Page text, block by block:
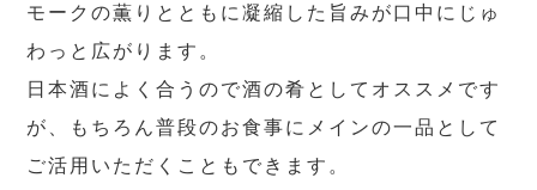
モークの薫りとともに凝縮した旨みが口中にじゅ
わっと広がります。
日本酒によく合うので酒の肴としてオススメです
が、もちろん普段のお食事にメインの一品として
ご活用いただくこともできます。